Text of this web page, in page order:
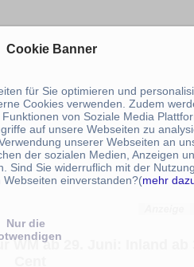
WM ab 29. Juni: Inland ab
Cookie Banner
für Sie optimieren und
Cookies verwenden. Zudem
von Soziale Media
auf unsere Webseiten zu
unserer Webseiten an
der sozialen Medien, Anzeigen
Sind Sie widerruflich mit der
einverstanden?(mehr
Nur die